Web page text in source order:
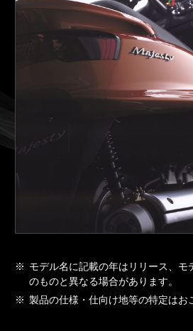
※ モデル名に記載の年はリリース、モ
のものと異なる場合があります。
※ 製品の仕様・仕向け地等の特定はお